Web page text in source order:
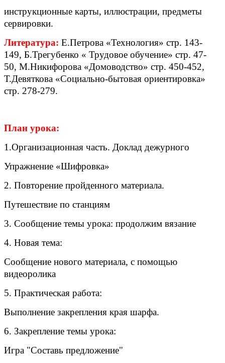
инструкционные карты, иллюстрации, предметы
сервировки.
Литература: Е.Петрова «Технология» стр. 143-
149, Б.Трегубенко « Трудовое обучение» стр. 47-
50, М.Никифорова «Домоводство» стр. 450-452,
Т.Девяткова «Социально-бытовая ориентировка»
стр. 278-279.
План урока:
1.Организационная часть. Доклад дежурного
Упражнение «Шифровка»
2. Повторение пройденного материала.
Путешествие по станциям
3. Сообщение темы урока: продолжим вязание
4. Новая тема:
Сообщение нового материала, с помощью
видеоролика
5. Практическая работа:
Выполнение закрепления края шарфа.
6. Закрепление темы урока:
Игра "Составь предложение"